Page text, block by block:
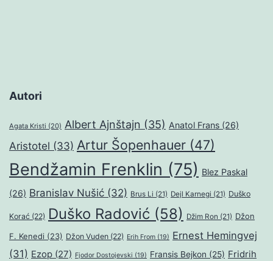
Autori
Agata Kristi (20) Albert Ajnštajn (35) Anatol Frans (26)
Aristotel (33) Artur Šopenhauer (47)
Bendžamin Frenklin (75) Blez Paskal
(26) Branislav Nušić (32) Brus Li (21) Dejl Karnegi (21) Duško
Korać (22) Duško Radović (58) Džim Ron (21) Džon
F. Kenedi (23) Džon Vuden (22) Erih From (19) Ernest Hemingvej
(31) Ezop (27) Fjodor Dostojevski (19) Fransis Bejkon (25) Fridrih